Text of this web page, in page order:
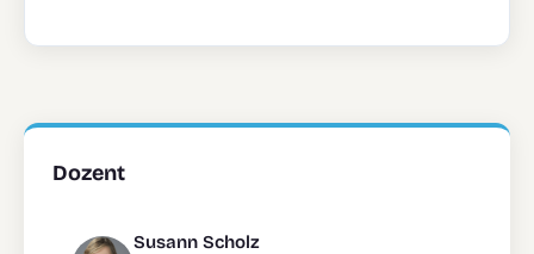
Dozent
Susann Scholz